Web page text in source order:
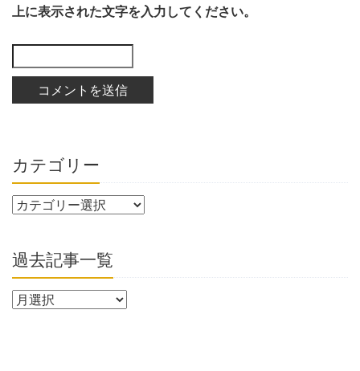
上に表示された文字を入力してください。
カテゴリー
過去記事一覧